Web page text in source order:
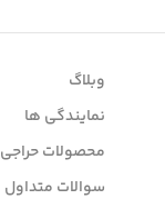
وبلاگ
نمایندگی ها
محصولات حراجی
سوالات متداول